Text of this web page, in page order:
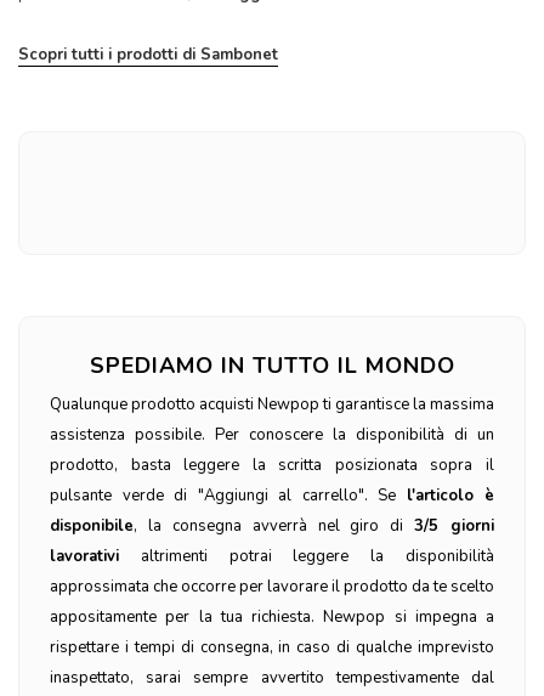
Scopri tutti i prodotti di Sambonet
SPEDIAMO IN TUTTO IL MONDO
Qualunque prodotto acquisti Newpop ti garantisce la massima
assistenza possibile. Per conoscere la disponibilità di un
prodotto, basta leggere la scritta posizionata sopra il
pulsante verde di "Aggiungi al carrello". Se l'articolo è
disponibile, la consegna avverrà nel giro di3/5 giorni
lavorativi altrimenti potrai leggere la disponibilità
approssimata che occorre per lavorare il prodotto da te scelto
appositamente per la tua richiesta. Newpop si impegna a
rispettare i tempi di consegna, in caso di qualche imprevisto
inaspettato, sarai sempre avvertito tempestivamente dal